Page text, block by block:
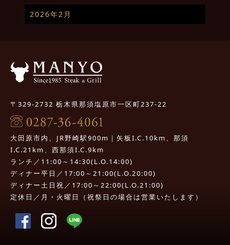
2026年2月
〒329-2732 栃木県那須塩原市一区町237-22
大田原市内、JR野崎駅900m｜矢板I.C.10km、那須
I.C.21km、西那須I.C.9km
ランチ／11:00～14:30(L.O.14:00)
ディナー平日／17:00～21:00(L.O.20:00)
ディナー土日祝／17:00～22:00(L.O.21:00)
定休日／月・火曜日（祝祭日の場合は営業いたします）